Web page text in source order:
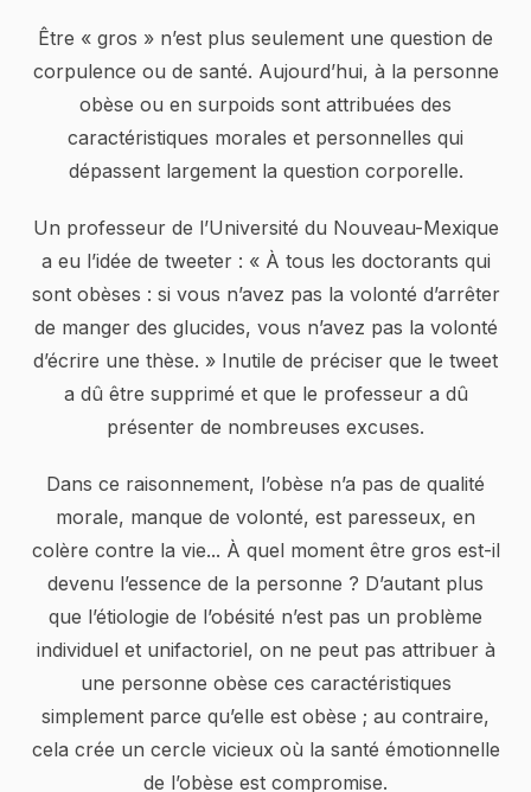
Être « gros » n’est plus seulement une question de
corpulence ou de santé. Aujourd’hui, à la personne
obèse ou en surpoids sont attribuées des
caractéristiques morales et personnelles qui
dépassent largement la question corporelle.
Un professeur de l’Université du Nouveau-Mexique
a eu l’idée de tweeter : « À tous les doctorants qui
sont obèses : si vous n’avez pas la volonté d’arrêter
de manger des glucides, vous n’avez pas la volonté
d’écrire une thèse. » Inutile de préciser que le tweet
a dû être supprimé et que le professeur a dû
présenter de nombreuses excuses.
Dans ce raisonnement, l’obèse n’a pas de qualité
morale, manque de volonté, est paresseux, en
colère contre la vie... À quel moment être gros est-il
devenu l’essence de la personne ? D’autant plus
que l’étiologie de l’obésité n’est pas un problème
individuel et unifactoriel, on ne peut pas attribuer à
une personne obèse ces caractéristiques
simplement parce qu’elle est obèse ; au contraire,
cela crée un cercle vicieux où la santé émotionnelle
de l’obèse est compromise.